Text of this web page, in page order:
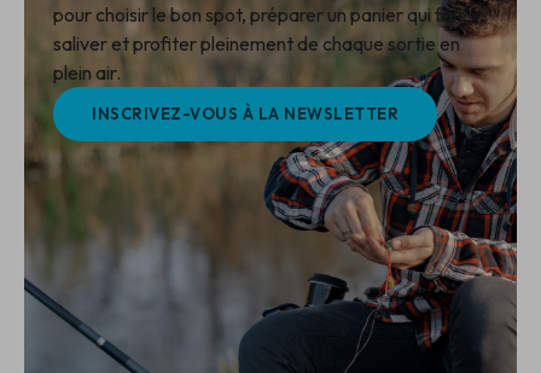
pour choisir le bon spot, préparer un panier qui fait
saliver et profiter pleinement de chaque sortie en
plein air.
INSCRIVEZ-VOUS À LA NEWSLETTER